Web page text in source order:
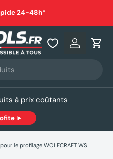
24-48h*
Se
à prix coûtants
►
le profilage WOLFCRAFT WS